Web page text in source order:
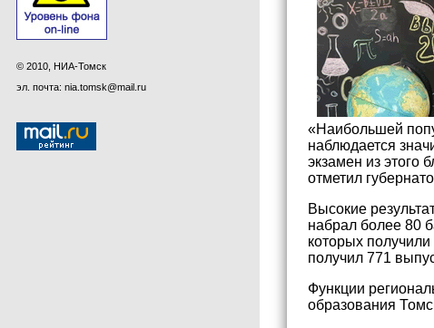
© 2010, НИА-Томск
эл. почта: nia.tomsk@mail.ru
«Наибольшей
наблюдается
экзамен из этого
отметил
Высокие
набрал более 80
которых
получил 771
Функции
образования